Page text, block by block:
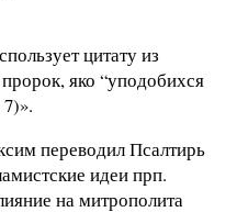
цитату из
яко “уподобихся
переводил Псалтирь
идеи прп.
на митрополита